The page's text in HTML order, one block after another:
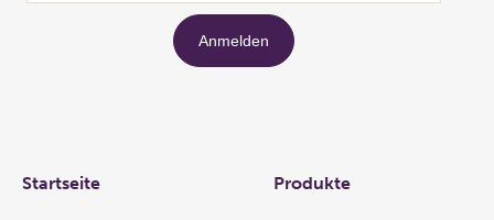
Links
Startseite Produkte